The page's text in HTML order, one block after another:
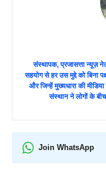
संस्थापक, प्रजासत्ता न्यूज़
सहयोग से हर उस मुद्दे को बिना
और जिन्हें मुख्यधारा की
संस्थान ने लोगों के
Join WhatsApp